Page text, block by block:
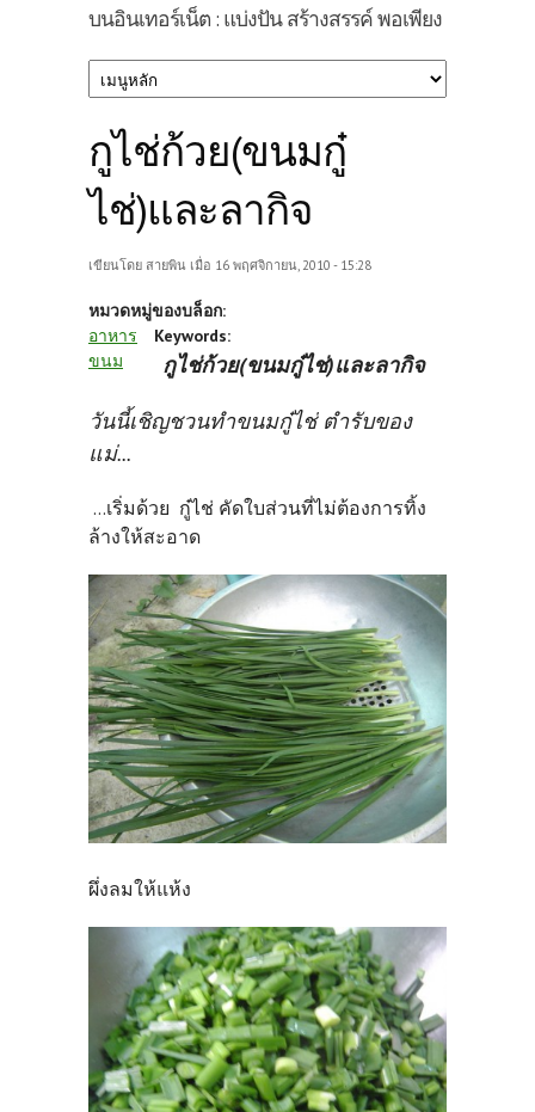
บนอินเทอร์เน็ต : แบ่งปัน สร้างสรรค์ พอเพียง
กูไช่ก้วย(ขนมกู๋
ไช่)และลากิจ
เขียนโดย สายพิน เมื่อ 16 พฤศจิกายน, 2010 - 15:28
หมวดหมู่ของบล็อก:
อาหาร
Keywords:
ขนม
กูไช่ก้วย(ขนมกู๋ไช่)และลากิจ
วันนี้เชิญชวนทำขนมกู๋ไช่ ตำรับของ
แม่...
...เริ่มด้วย กู๋ไช่ คัดใบส่วนที่ไม่ต้องการทิ้ง
ล้างให้สะอาด
ผึ่งลมให้แห้ง